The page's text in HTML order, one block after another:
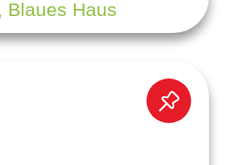
Blaues Haus